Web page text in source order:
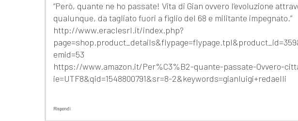
“Però, quante ne ho passate! Vita di Gian ovvero l’evoluzione
qualunque, da tagliato fuori a figlio del 68 e militante impegnato.”
http://www.eraclesrl.it/index.php?
emid=53
https://www.amazon.it/Per%C3%B2-quante-passate-Ovvero-
ie=UTF8&qid=1548800791&sr=8-2&keywords=gianluigi+redaelli
Rispondi